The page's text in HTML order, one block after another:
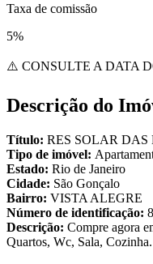
Taxa de comissão
5%
⚠️ CONSULTE A DATA
Descrição do
Título: RES SOLAR
Tipo de imóvel:
Estado: Rio de Janeiro
Cidade: São Gonçalo
Bairro: VISTA ALEGRE
Número de identificação:
Descrição: Compre agora
Quartos, Wc, Sala,